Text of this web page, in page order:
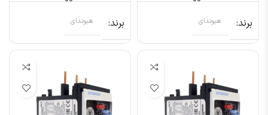
برند هیوندای برند هیوندای